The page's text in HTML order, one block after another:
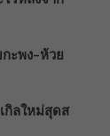
ะพง–ห้วย
กิลใหม่สุดส